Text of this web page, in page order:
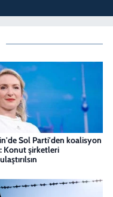
Sol Parti'den koalisyon
Konut şirketleri